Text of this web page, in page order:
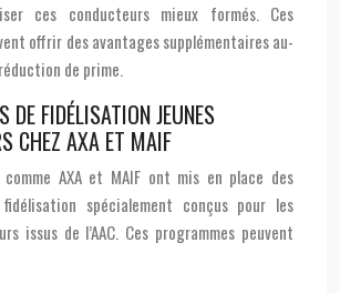
ces conducteurs mieux formés. Ces
offrir des avantages supplémentaires au-
de prime.
DE FIDÉLISATION JEUNES
CHEZ AXA ET MAIF
comme AXA et MAIF ont mis en place des
spécialement conçus pour les
issus de l’AAC. Ces programmes peuvent